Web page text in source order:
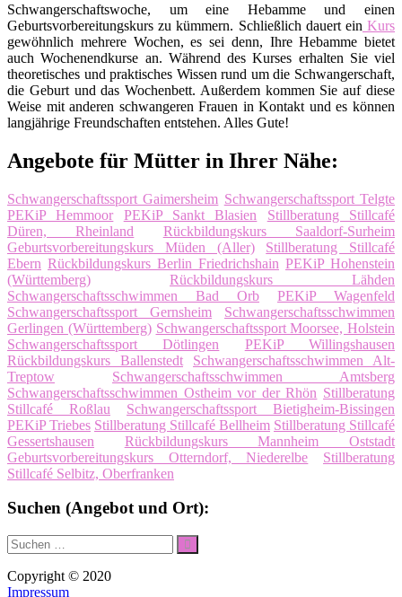
Schwangerschaftswoche, um eine Hebamme und einen
Geburtsvorbereitungskurs zu kümmern. Schließlich dauert ein Kurs
gewöhnlich mehrere Wochen, es sei denn, Ihre Hebamme bietet
auch Wochenendkurse an. Während des Kurses erhalten Sie viel
theoretisches und praktisches Wissen rund um die Schwangerschaft,
die Geburt und das Wochenbett. Außerdem kommen Sie auf diese
Weise mit anderen schwangeren Frauen in Kontakt und es können
langjährige Freundschaften entstehen. Alles Gute!
Angebote für Mütter in Ihrer Nähe:
Schwangerschaftssport Gaimersheim Schwangerschaftssport Telgte
PEKiP Hemmoor
PEKiP Sankt Blasien
Stillberatung Stillcafé
Düren, Rheinland
Rückbildungskurs Saaldorf-Surheim
Geburtsvorbereitungskurs Müden (Aller)
Stillberatung Stillcafé
Ebern Rückbildungskurs Berlin Friedrichshain PEKiP Hohenstein
(Württemberg)
Rückbildungskurs Lähden
Schwangerschaftsschwimmen Bad Orb
PEKiP Wagenfeld
Schwangerschaftssport Gernsheim
Schwangerschaftsschwimmen
Gerlingen (Württemberg) Schwangerschaftssport Moorsee, Holstein
Schwangerschaftssport Dötlingen
PEKiP Willingshausen
Rückbildungskurs Ballenstedt
Schwangerschaftsschwimmen Alt-
Treptow
Schwangerschaftsschwimmen Amtsberg
Schwangerschaftsschwimmen Ostheim vor der Rhön Stillberatung
Stillcafé Roßlau
Schwangerschaftssport Bietigheim-Bissingen
PEKiP Triebes Stillberatung Stillcafé Bellheim Stillberatung Stillcafé
Gessertshausen
Rückbildungskurs Mannheim Oststadt
Geburtsvorbereitungskurs Otterndorf, Niederelbe
Stillberatung
Stillcafé Selbitz, Oberfranken
Suchen (Angebot und Ort):
Suche
nach:
Suchen
Copyright © 2020
Impressum